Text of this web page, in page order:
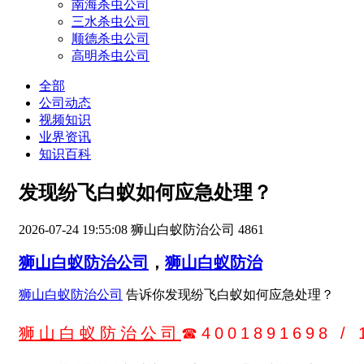
南海杀虫公司
三水杀虫公司
顺德杀虫公司
高明杀虫公司
全部
公司动态
视频知识
业界资讯
知识百科
发现纷飞白蚁如何应急处理？
2026-07-24 19:55:08 狮山白蚁防治公司 4861
狮山白蚁防治公司 ， 狮山白蚁防治
狮山白蚁防治公司 告诉你发现纷飞白蚁如何应急处理？
狮山白蚁防治公司 ☎4001891698 /